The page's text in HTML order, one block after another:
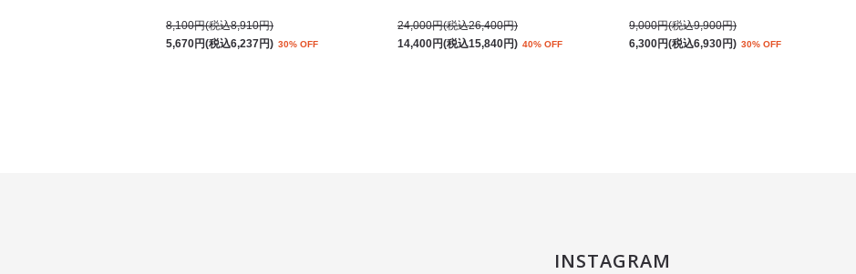
8,100円(税込8,910円)
5,670円(税込6,237円) 30% OFF
24,000円(税込26,400円)
14,400円(税込15,840円) 40% OFF
9,000円(税込9,900円)
6,300円(税込6,930円) 30% OFF
INSTAGRAM